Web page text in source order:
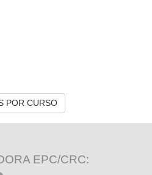
POR CURSO
EPC/CRC: